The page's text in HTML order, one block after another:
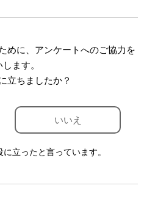
めに、アンケートへのご協力を
ます。
立ちましたか？
いいえ
立ったと言っています。